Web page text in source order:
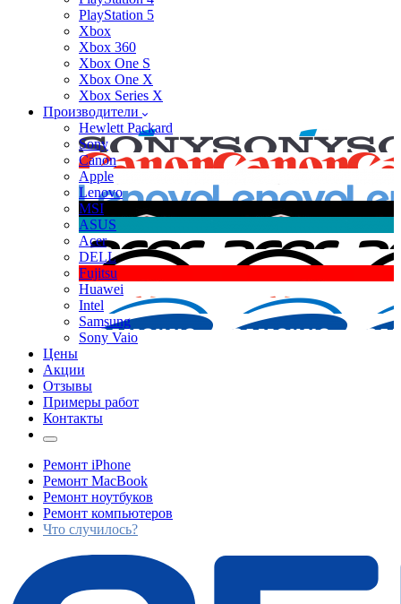
PlayStation 5
Xbox
Xbox 360
Xbox One S
Xbox One X
Xbox Series X
Производители
Hewlett Packard
Sony
Canon
Apple
Lenovo
MSI
ASUS
Acer
DELL
Fujitsu
Huawei
Intel
Samsung
Sony Vaio
Цены
Акции
Отзывы
Примеры работ
Контакты
Ремонт iPhone
Ремонт MacBook
Ремонт ноутбуков
Ремонт компьютеров
Что случилось?